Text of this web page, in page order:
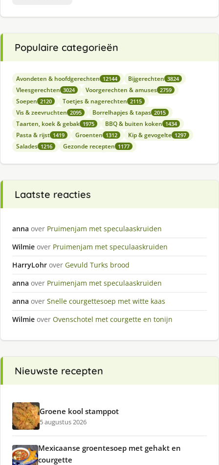
Populaire categorieën
Avondeten & hoofdgerechten 12144 Bijgerechten 3824
Vleesgerechten 3024 Voorgerechten & amuses 2759
Soepen 2120 Toetjes & nagerechten 2115
Vis & zeevruchten 2095 Borrelhapjes & tapas 2015
Taarten, koek & gebak 1975 BBQ & buiten koken 1434
Pasta & rijst 1419 Groenten 1312 Kip & gevogelte 1297
Salades 1216 Gezonde recepten 1177
Laatste reacties
anna over Pruimenjam met speculaaskruiden
Wilmie over Pruimenjam met speculaaskruiden
HarryLohr over Gevuld Turks brood
anna over Pruimenjam met speculaaskruiden
anna over Snelle courgettesoep met witte kaas
Wilmie over Ovenschotel met courgette en tonijn
Nieuwste recepten
Groene kool stamppot
5 augustus 2026
Mexicaanse groentesoep met gehakt en
courgette